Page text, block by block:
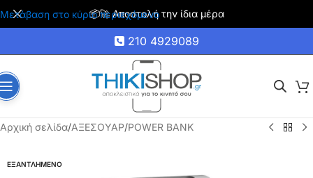
Μετάβαση στο κύριο περιεχόμενο
📦🚀 Αποστολή την ίδια μέρα
210 4929089
Αρχική σελίδα/ΑΞΕΣΟΥΑΡ/POWER BANK
ΕΞΑΝΤΛΗΜΕΝΟ